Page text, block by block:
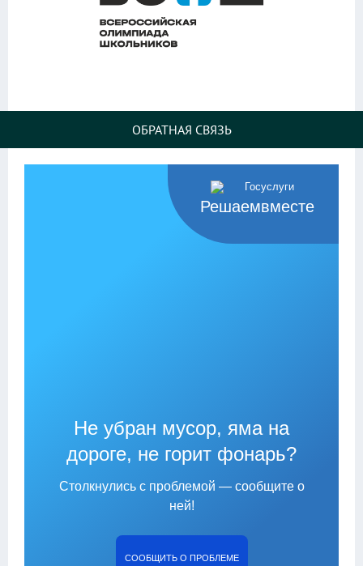
ОБРАТНАЯ СВЯЗЬ
Решаемвместе
Не убран мусор, яма на
дороге, не горит фонарь?
Столкнулись с проблемой — сообщите о
ней!
СООБЩИТЬ О ПРОБЛЕМЕ